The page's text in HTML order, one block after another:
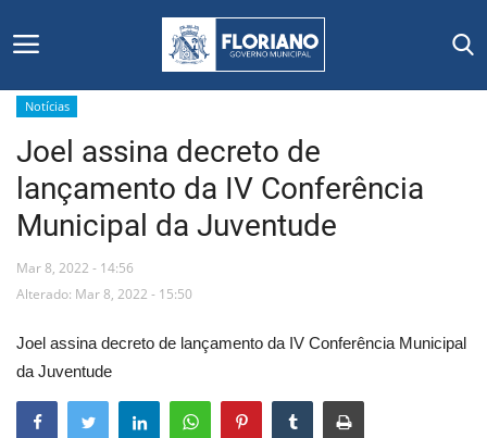
Início
Editais
Floriano
Mural de Licitações
Notícias
Notícias
Joel assina decreto de
lançamento da IV Conferência
Municipal da Juventude
Mar 8, 2022 - 14:56
Alterado: Mar 8, 2022 - 15:50
Joel assina decreto de lançamento da IV Conferência Municipal
da Juventude